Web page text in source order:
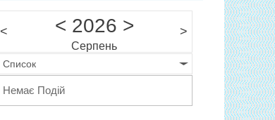
< < 2026 >
Серпень
>
Список
Немає Подій